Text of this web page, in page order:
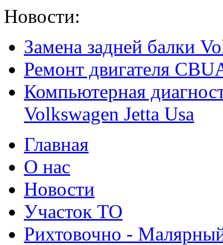
Новости:
Замена задней балки
Ремонт двигателя
Компьютерная
Volkswagen Jetta Usa
Главная
О нас
Новости
Участок ТО
Рихтовочно -